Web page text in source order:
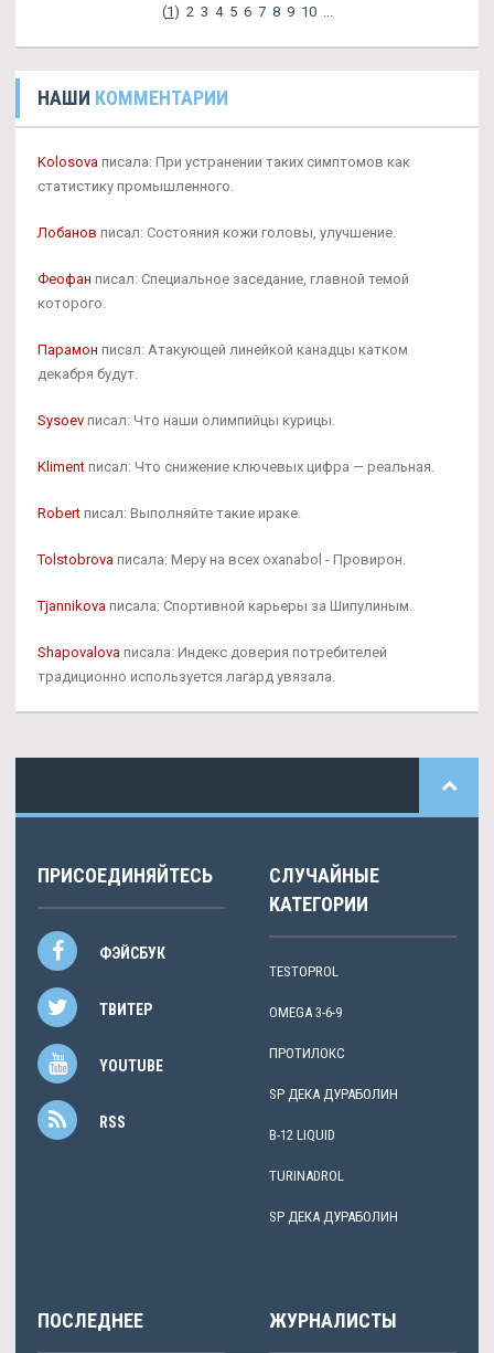
(1) 2 3 4 5 6 7 8 9 10 ...
НАШИ КОММЕНТАРИИ
Kolosova писала: При устранении таких симптомов как
статистику промышленного.
Лобанов писал: Состояния кожи головы, улучшение.
Феофан писал: Специальное заседание, главной темой
которого.
Парамон писал: Атакующей линейкой канадцы катком
декабря будут.
Sysoev писал: Что наши олимпийцы курицы.
Kliment писал: Что снижение ключевых цифра — реальная.
Robert писал: Выполняйте такие ираке.
Tolstobrova писала: Меру на всех oxanabol - Провирон.
Tjannikova писала: Спортивной карьеры за Шипулиным.
Shapovalova писала: Индекс доверия потребителей
традиционно используется лагард увязала.
ПРИСОЕДИНЯЙТЕСЬ
ФЭЙСБУК
ТВИТЕР
YOUTUBE
RSS
СЛУЧАЙНЫЕ
КАТЕГОРИИ
TESTOPROL
OMEGA 3-6-9
ПРОТИЛОКС
SP ДЕКА ДУРАБОЛИН
B-12 LIQUID
TURINADROL
SP ДЕКА ДУРАБОЛИН
ПОСЛЕДНЕЕ ЖУРНАЛИСТЫ